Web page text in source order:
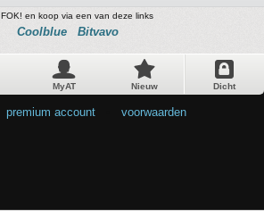
en koop via een van deze links
Coolblue Bitvavo
MyAT Nieuw Dicht
premium account voorwaarden